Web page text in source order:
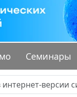
Семинары